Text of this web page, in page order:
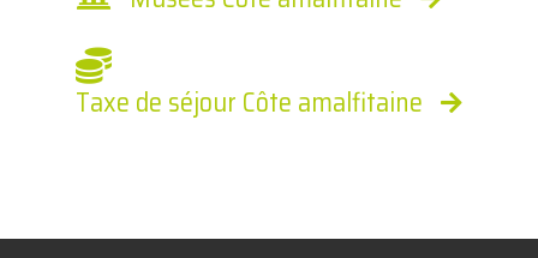
Taxe de séjour Côte amalfitaine